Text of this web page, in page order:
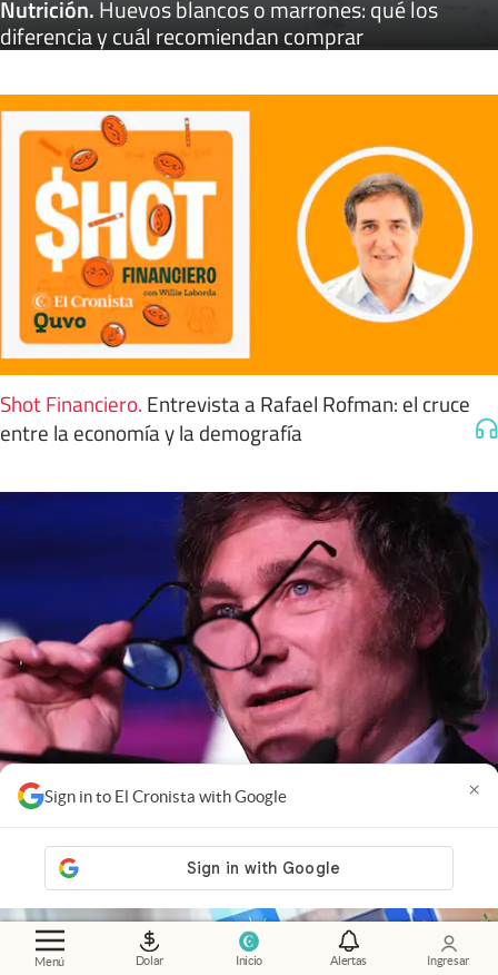
Menú Dolar Inicio Alertas Ingresar
Sign in to El Cronista with Google ×
Nutrición.Huevos blancos o marrones: qué los
diferencia y cuál recomiendan comprar
Shot Financiero. Entrevista a Rafael Rofman: el cruce
entre la economía y la demografía
Economía al día.El mercado ya mira a 2027: cómo